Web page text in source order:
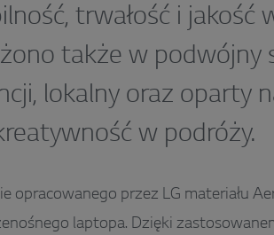
trwałość i jakość
także w podwójny
lokalny oraz oparty
w podróży.
opracowanego przez LG materiału
laptopa. Dzięki